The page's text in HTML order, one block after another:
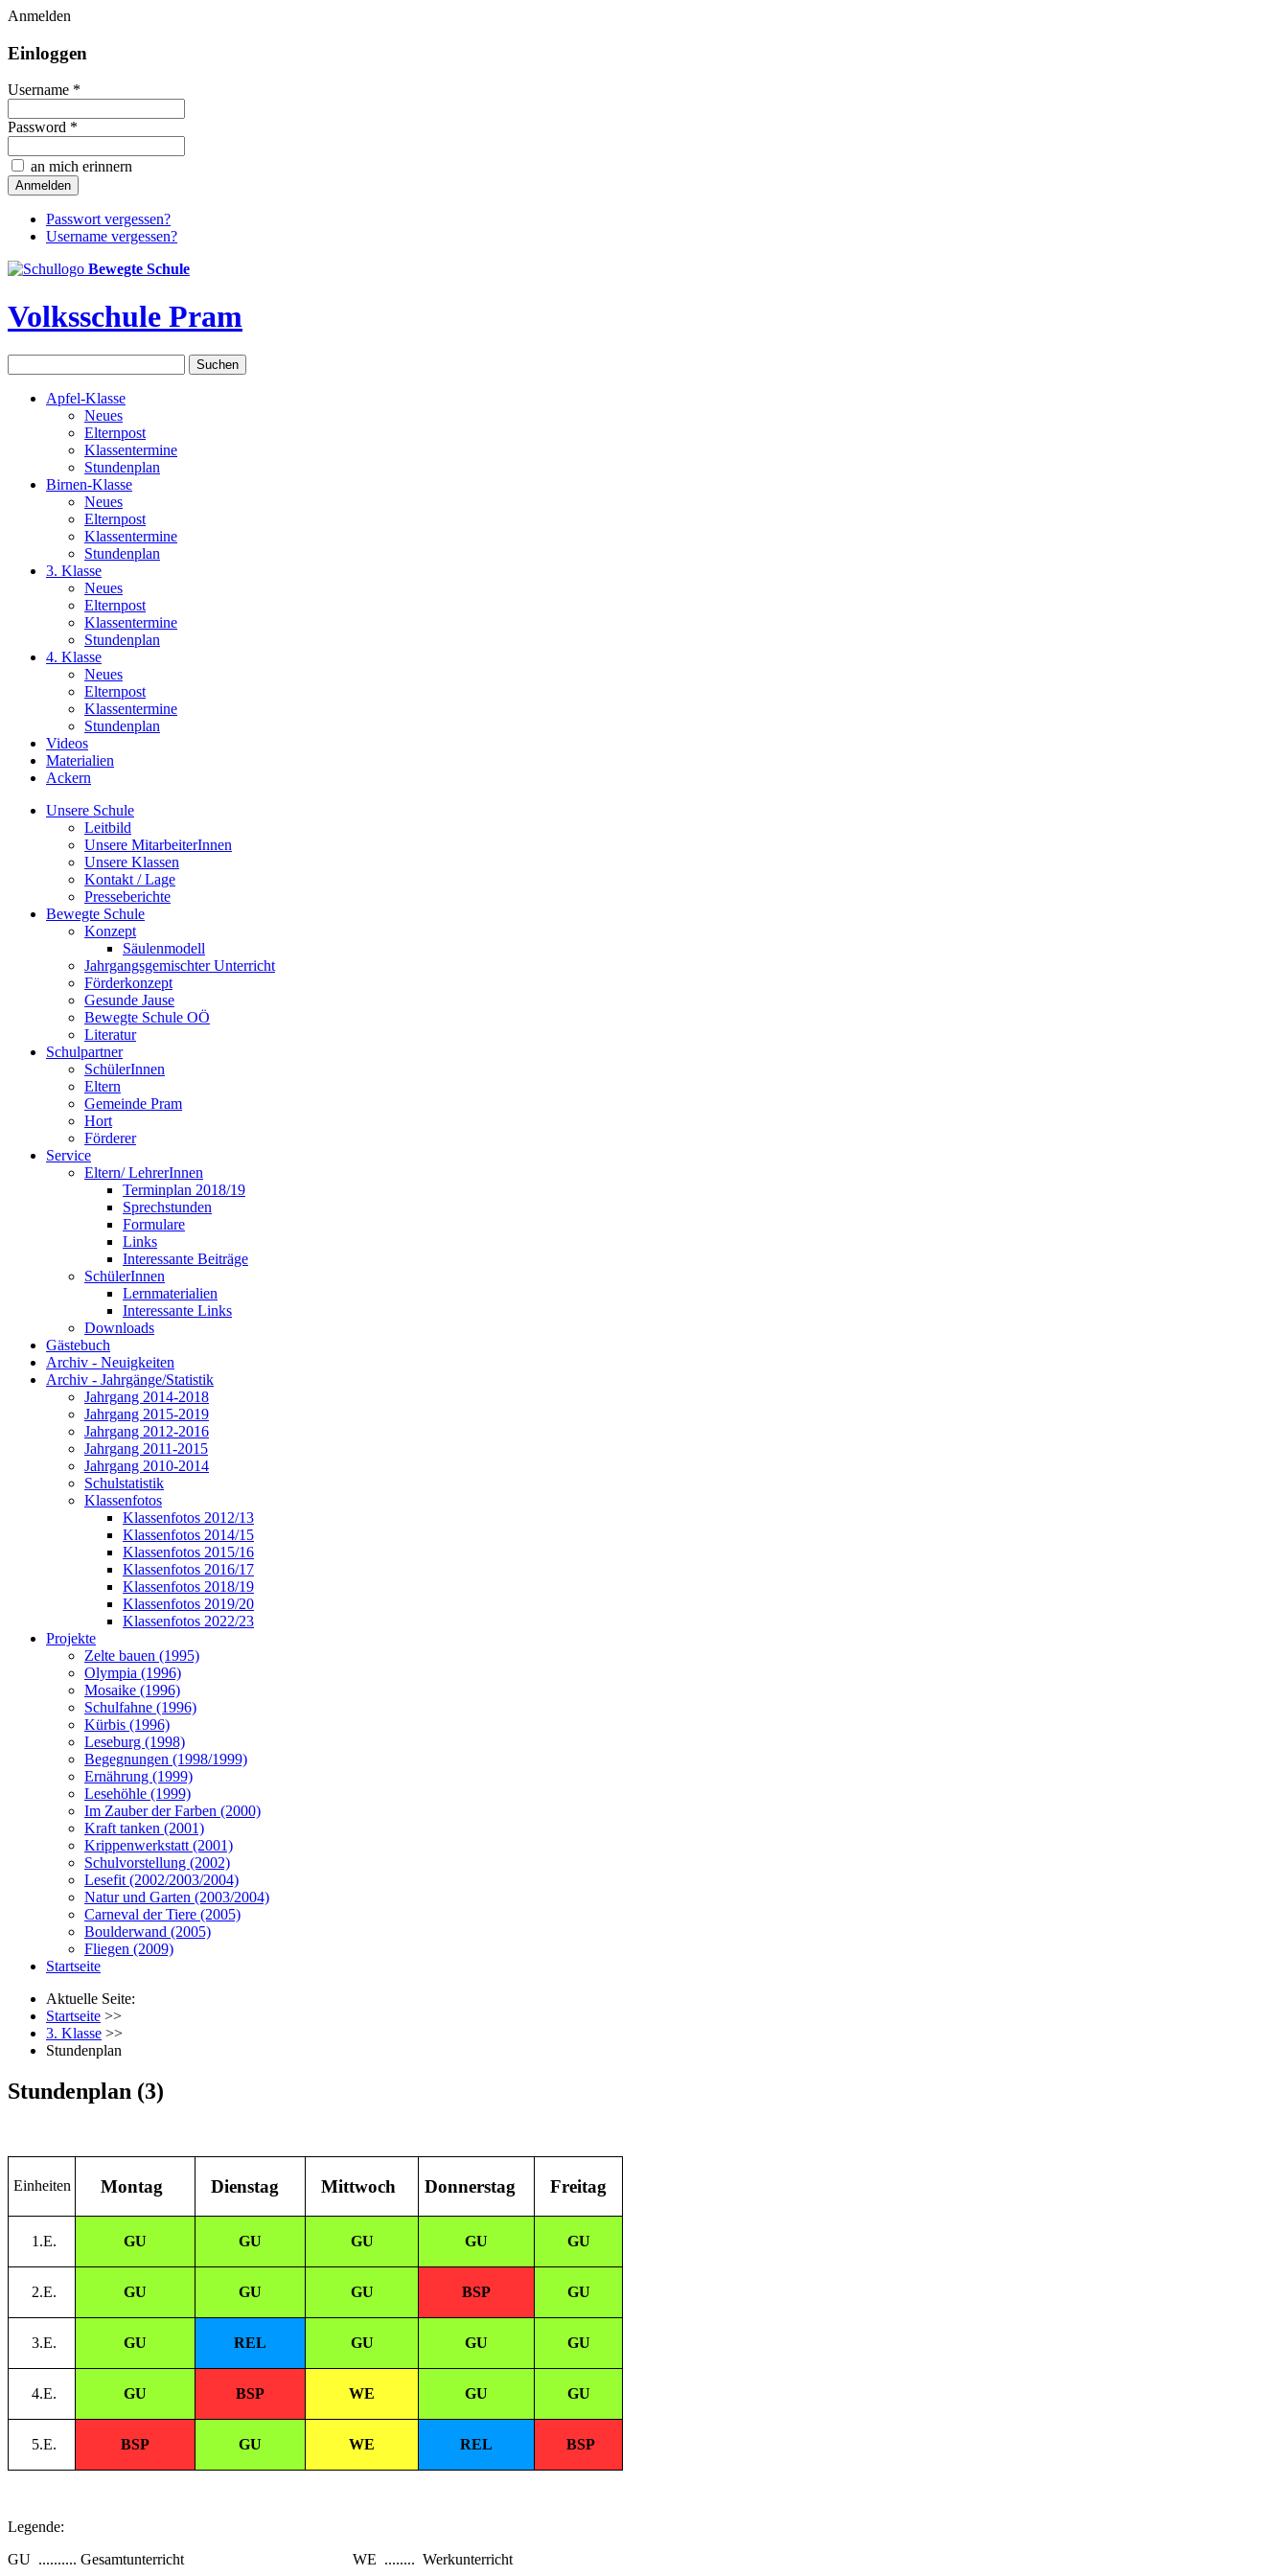
Anmelden
Einloggen
Username *
Password *
an mich erinnern
Passwort vergessen?
Username vergessen?
Bewegte Schule
Volksschule Pram
Apfel-Klasse
Neues
Elternpost
Klassentermine
Stundenplan
Birnen-Klasse
Neues
Elternpost
Klassentermine
Stundenplan
3. Klasse
Neues
Elternpost
Klassentermine
Stundenplan
4. Klasse
Neues
Elternpost
Klassentermine
Stundenplan
Videos
Materialien
Ackern
Unsere Schule
Leitbild
Unsere MitarbeiterInnen
Unsere Klassen
Kontakt / Lage
Presseberichte
Bewegte Schule
Konzept
Säulenmodell
Jahrgangsgemischter Unterricht
Förderkonzept
Gesunde Jause
Bewegte Schule OÖ
Literatur
Schulpartner
SchülerInnen
Eltern
Gemeinde Pram
Hort
Förderer
Service
Eltern/ LehrerInnen
Terminplan 2018/19
Sprechstunden
Formulare
Links
Interessante Beiträge
SchülerInnen
Lernmaterialien
Interessante Links
Downloads
Gästebuch
Archiv - Neuigkeiten
Archiv - Jahrgänge/Statistik
Jahrgang 2014-2018
Jahrgang 2015-2019
Jahrgang 2012-2016
Jahrgang 2011-2015
Jahrgang 2010-2014
Schulstatistik
Klassenfotos
Klassenfotos 2012/13
Klassenfotos 2014/15
Klassenfotos 2015/16
Klassenfotos 2016/17
Klassenfotos 2018/19
Klassenfotos 2019/20
Klassenfotos 2022/23
Projekte
Zelte bauen (1995)
Olympia (1996)
Mosaike (1996)
Schulfahne (1996)
Kürbis (1996)
Leseburg (1998)
Begegnungen (1998/1999)
Ernährung (1999)
Lesehöhle (1999)
Im Zauber der Farben (2000)
Kraft tanken (2001)
Krippenwerkstatt (2001)
Schulvorstellung (2002)
Lesefit (2002/2003/2004)
Natur und Garten (2003/2004)
Carneval der Tiere (2005)
Boulderwand (2005)
Fliegen (2009)
Startseite
Aktuelle Seite:
Startseite >>
3. Klasse >>
Stundenplan
Stundenplan (3)
Einheiten Montag Dienstag Mittwoch Donnerstag Freitag
1.E. GU GU GU GU GU
2.E. GU GU GU BSP GU
3.E. GU REL GU GU GU
4.E. GU BSP WE GU GU
5.E. BSP GU WE REL BSP
Legende:
GU .......... Gesamtunterricht WE ........ Werkunterricht